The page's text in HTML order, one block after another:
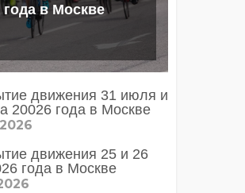
года в Москве
движения 31 июля и
20026 года в Москве
движения 25 и 26
года в Москве